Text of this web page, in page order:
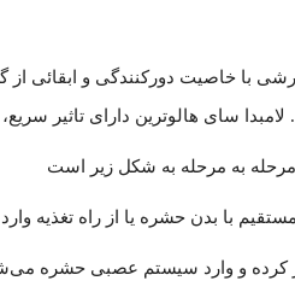
خاصیت دورکنندگی و ابقائی از
سای هالوترین دارای تاثیر
مرحله به مرحله به شکل زیر است
با بدن حشره یا از راه تغذیه
کرده و وارد سیستم عصبی حشره